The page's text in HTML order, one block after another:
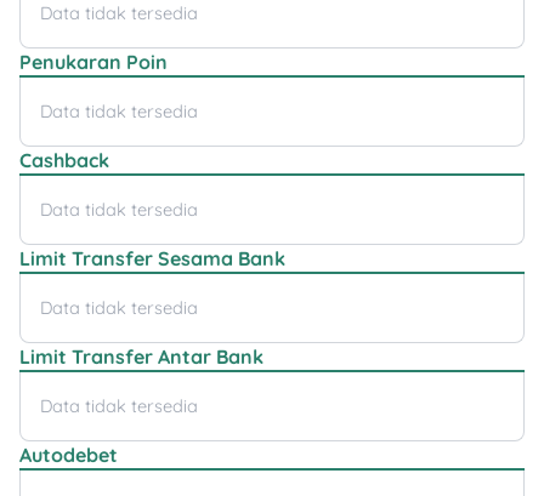
Data tidak tersedia
Penukaran Poin
Data tidak tersedia
Cashback
Data tidak tersedia
Limit Transfer Sesama Bank
Data tidak tersedia
Limit Transfer Antar Bank
Data tidak tersedia
Autodebet